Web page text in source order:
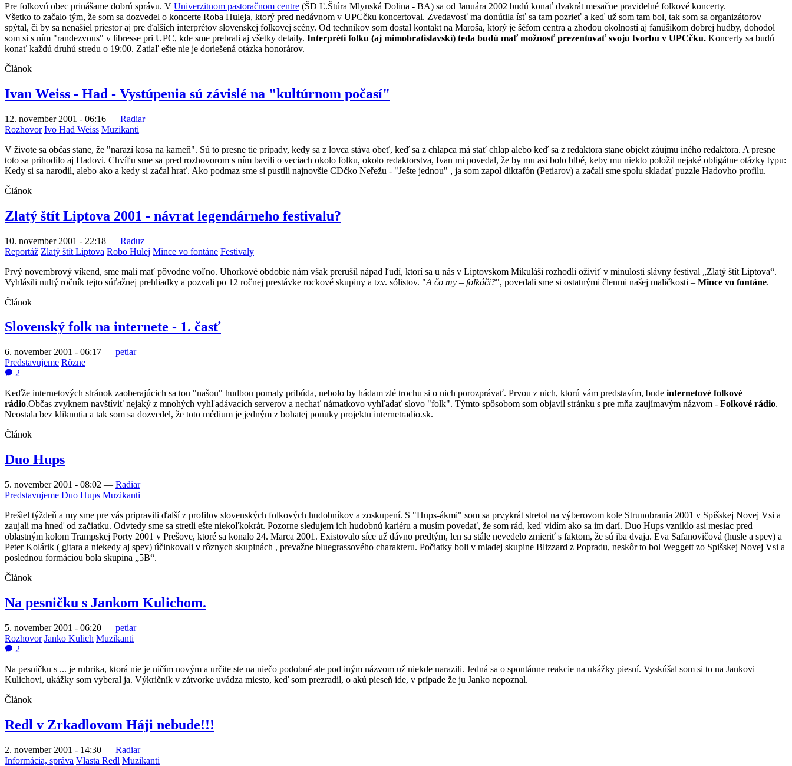
Pre folkovú obec prinášame dobrú správu. V Univerzitnom pastoračnom centre (ŠD Ľ.Štúra Mlynská Dolina - BA) sa od Januára 2002 budú konať dvakrát mesačne pravidelné folkové koncerty.
Všetko to začalo tým, že som sa dozvedel o koncerte Roba Huleja, ktorý pred nedávnom v UPCčku koncertoval. Zvedavosť ma donútila ísť sa tam pozrieť a keď už som tam bol, tak som sa organizátorov
spýtal, či by sa nenašiel priestor aj pre ďalších interprétov slovenskej folkovej scény. Od technikov som dostal kontakt na Maroša, ktorý je šéfom centra a zhodou okolností aj fanúšikom dobrej hudby, dohodol
som si s ním "randezvous" v libresse pri UPC, kde sme prebrali aj všetky detaily. Interpréti folku (aj mimobratislavskí) teda budú mať možnosť prezentovať svoju tvorbu v UPCčku. Koncerty sa budú
konať každú druhú stredu o 19:00. Zatiaľ ešte nie je doriešená otázka honorárov.
Článok
Ivan Weiss - Had - Vystúpenia sú závislé na "kultúrnom počasí"
12. november 2001 - 06:16 — Radiar
Rozhovor Ivo Had Weiss Muzikanti
V živote sa občas stane, že "narazí kosa na kameň". Sú to presne tie prípady, kedy sa z lovca stáva obeť, keď sa z chlapca má stať chlap alebo keď sa z redaktora stane objekt záujmu iného redaktora. A presne
toto sa prihodilo aj Hadovi. Chvíľu sme sa pred rozhovorom s ním bavili o veciach okolo folku, okolo redaktorstva, Ivan mi povedal, že by mu asi bolo blbé, keby mu niekto položil nejaké obligátne otázky typu:
Kedy si sa narodil, alebo ako a kedy si začal hrať. Ako podmaz sme si pustili najnovšie CDčko Neřežu - "Ješte jednou" , ja som zapol diktafón (Petiarov) a začali sme spolu skladať puzzle Hadovho profilu.
Článok
Zlatý štít Liptova 2001 - návrat legendárneho festivalu?
10. november 2001 - 22:18 — Raduz
Reportáž Zlatý štít Liptova Robo Hulej Mince vo fontáne Festivaly
Prvý novembrový víkend, sme mali mať pôvodne voľno. Uhorkové obdobie nám však prerušil nápad ľudí, ktorí sa u nás v Liptovskom Mikuláši rozhodli oživiť v minulosti slávny festival „Zlatý štít Liptova“.
Vyhlásili nultý ročník tejto súťažnej prehliadky a pozvali po 12 ročnej prestávke rockové skupiny a tzv. sólistov. "A čo my – folkáči?", povedali sme si ostatnými členmi našej maličkosti – Mince vo fontáne.
Článok
Slovenský folk na internete - 1. časť
6. november 2001 - 06:17 — petiar
Predstavujeme Rôzne
2
Keďže internetových stránok zaoberajúcich sa tou "našou" hudbou pomaly pribúda, nebolo by hádam zlé trochu si o nich porozprávať. Prvou z nich, ktorú vám predstavím, bude internetové folkové
rádio.Občas zvyknem navštíviť nejaký z mnohých vyhľadávacích serverov a nechať námatkovo vyhľadať slovo "folk". Týmto spôsobom som objavil stránku s pre mňa zaujímavým názvom - Folkové rádio.
Neostala bez kliknutia a tak som sa dozvedel, že toto médium je jedným z bohatej ponuky projektu internetradio.sk.
Článok
Duo Hups
5. november 2001 - 08:02 — Radiar
Predstavujeme Duo Hups Muzikanti
Prešiel týždeň a my sme pre vás pripravili ďalší z profilov slovenských folkových hudobníkov a zoskupení. S "Hups-ákmi" som sa prvykrát stretol na výberovom kole Strunobrania 2001 v Spišskej Novej Vsi a
zaujali ma hneď od začiatku. Odvtedy sme sa stretli ešte niekoľkokrát. Pozorne sledujem ich hudobnú kariéru a musím povedať, že som rád, keď vidím ako sa im darí. Duo Hups vzniklo asi mesiac pred
oblastným kolom Trampskej Porty 2001 v Prešove, ktoré sa konalo 24. Marca 2001. Existovalo síce už dávno predtým, len sa stále nevedelo zmieriť s faktom, že sú iba dvaja. Eva Safanovičová (husle a spev) a
Peter Kolárik ( gitara a niekedy aj spev) účinkovali v rôznych skupinách , prevažne bluegrassového charakteru. Počiatky boli v mladej skupine Blizzard z Popradu, neskôr to bol Weggett zo Spišskej Novej Vsi a
poslednou formáciou bola skupina „5B“.
Článok
Na pesničku s Jankom Kulichom.
5. november 2001 - 06:20 — petiar
Rozhovor Janko Kulich Muzikanti
2
Na pesničku s ... je rubrika, ktorá nie je ničím novým a určite ste na niečo podobné ale pod iným názvom už niekde narazili. Jedná sa o spontánne reakcie na ukážky piesní. Vyskúšal som si to na Jankovi
Kulichovi, ukážky som vyberal ja. Výkričník v zátvorke uvádza miesto, keď som prezradil, o akú pieseň ide, v prípade že ju Janko nepoznal.
Článok
Redl v Zrkadlovom Háji nebude!!!
2. november 2001 - 14:30 — Radiar
Informácia, správa Vlasta Redl Muzikanti